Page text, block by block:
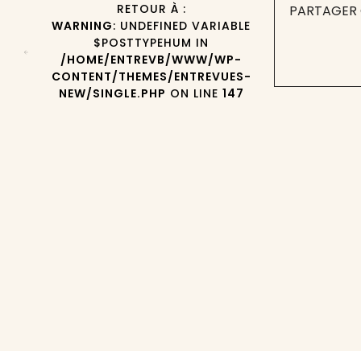
RETOUR À :
WARNING: UNDEFINED VARIABLE
$POSTTYPEHUM IN
/HOME/ENTREVB/WWW/WP-
CONTENT/THEMES/ENTREVUES-
NEW/SINGLE.PHP ON LINE 147